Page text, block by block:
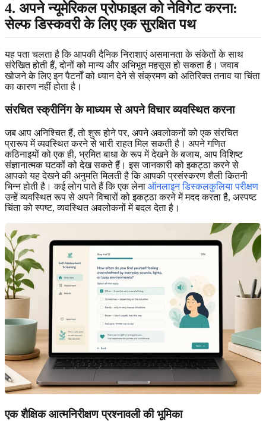
4. अपने न्यूमेरिकल प्रोफाइल को नेविगेट करना:
सेल्फ डिस्कवरी के लिए एक सुरक्षित पथ
यह पता चलता है कि आपकी दैनिक निराशाएं असमानता के संकेतों के साथ
संरेखित होती हैं, दोनों को मान्य और अभिभूत महसूस हो सकता है। जवाब
खोजने के लिए इन पैटर्नों को ध्यान देने से संक्रमण को अतिरिक्त तनाव या चिंता
का कारण नहीं होता है।
संरचित स्क्रीनिंग के माध्यम से अपने विचार व्यवस्थित करना
जब आप अनिश्चित हैं, तो शुरू होने पर, अपने अवलोकनों को एक संरचित
प्रारूप में व्यवस्थित करने से भारी राहत मिल सकती है। अपने गणित
कठिनाइयों को एक ही, भ्रमित बाधा के रूप में देखने के बजाय, आप विशिष्ट
संज्ञानात्मक घटकों को देख सकते हैं। इस जानकारी को इकट्ठा करने से
आपको यह देखने की अनुमति मिलती है कि आपकी प्रसंस्करण शैली कितनी
भिन्न होती है। कई लोग पाते हैं कि एक लेना ऑनलाइन डिस्कलकुलिया परीक्षण
उन्हें व्यवस्थित रूप से अपने विचारों को इकट्ठा करने में मदद करता है, अस्पष्ट
चिंता को स्पष्ट, व्यवस्थित अवलोकनों में बदल देता है।
एक शैक्षिक आत्मनिरीक्षण प्रश्नावली की भूमिका